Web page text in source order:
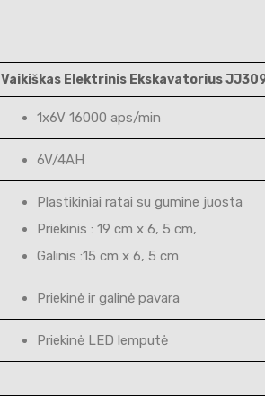
Vaikiškas Elektrinis Ekskavatorius
1x6V 16000 aps/min
6V/4AH
Plastikiniai ratai su gumine juosta
Priekinis : 19 cm x 6, 5 cm,
Galinis :15 cm x 6, 5 cm
Priekinė ir galinė pavara
Priekinė LED lemputė